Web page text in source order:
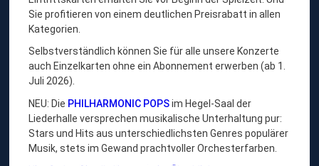
Sie profitieren von einem deutlichen Preisrabatt in allen
Kategorien.
Selbstverständlich können Sie für alle unsere Konzerte
auch Einzelkarten ohne ein Abonnement erwerben (ab 1.
Juli 2026).
NEU: Die PHILHARMONIC POPSim Hegel-Saal der
Liederhalle versprechen musikalische Unterhaltung pur:
Stars und Hits aus unterschiedlichsten Genres populärer
Musik, stets im Gewand prachtvoller Orchesterfarben.